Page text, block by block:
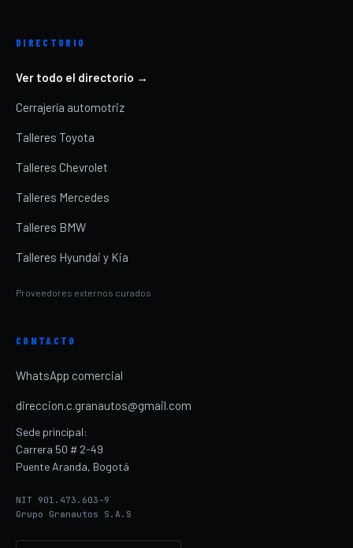
DIRECTORIO
Ver todo el directorio →
Cerrajería automotriz
Talleres Toyota
Talleres Chevrolet
Talleres Mercedes
Talleres BMW
Talleres Hyundai y Kia
Proveedores externos curados
CONTACTO
WhatsApp comercial
direccion.c.granautos@gmail.com
Sede principal:
Carrera 50 # 2-49
Puente Aranda, Bogotá
NIT 901.473.603-9
Grupo Granautos S.A.S